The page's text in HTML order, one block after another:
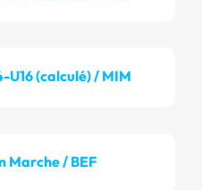
U16 (calculé) / MIM
Marche / BEF